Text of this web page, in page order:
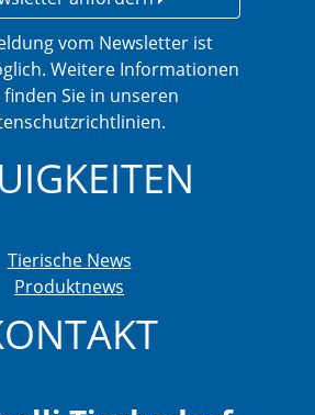
vom Newsletter ist
Weitere Informationen
finden Sie in unseren
Tierische News
Produktnews